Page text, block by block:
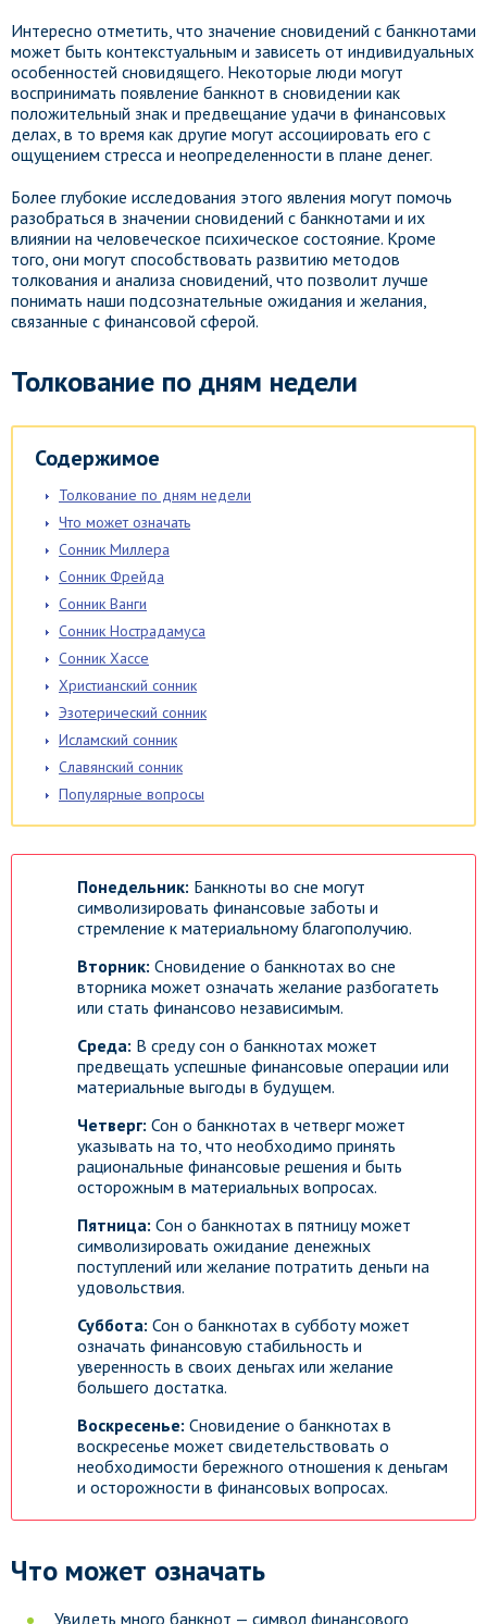
Интересно отметить, что значение сновидений с банкнотами
может быть контекстуальным и зависеть от индивидуальных
особенностей сновидящего. Некоторые люди могут
воспринимать появление банкнот в сновидении как
положительный знак и предвещание удачи в финансовых
делах, в то время как другие могут ассоциировать его с
ощущением стресса и неопределенности в плане денег.
Более глубокие исследования этого явления могут помочь
разобраться в значении сновидений с банкнотами и их
влиянии на человеческое психическое состояние. Кроме
того, они могут способствовать развитию методов
толкования и анализа сновидений, что позволит лучше
понимать наши подсознательные ожидания и желания,
связанные с финансовой сферой.
Толкование по дням недели
Содержимое
Толкование по дням недели
Что может означать
Сонник Миллера
Сонник Фрейда
Сонник Ванги
Сонник Нострадамуса
Сонник Хассе
Христианский сонник
Эзотерический сонник
Исламский сонник
Славянский сонник
Популярные вопросы
Понедельник: Банкноты во сне могут
символизировать финансовые заботы и
стремление к материальному благополучию.
Вторник: Сновидение о банкнотах во сне
вторника может означать желание разбогатеть
или стать финансово независимым.
Среда: В среду сон о банкнотах может
предвещать успешные финансовые операции или
материальные выгоды в будущем.
Четверг: Сон о банкнотах в четверг может
указывать на то, что необходимо принять
рациональные финансовые решения и быть
осторожным в материальных вопросах.
Пятница: Сон о банкнотах в пятницу может
символизировать ожидание денежных
поступлений или желание потратить деньги на
удовольствия.
Суббота: Сон о банкнотах в субботу может
означать финансовую стабильность и
уверенность в своих деньгах или желание
большего достатка.
Воскресенье: Сновидение о банкнотах в
воскресенье может свидетельствовать о
необходимости бережного отношения к деньгам
и осторожности в финансовых вопросах.
Что может означать
Увидеть много банкнот — символ финансового